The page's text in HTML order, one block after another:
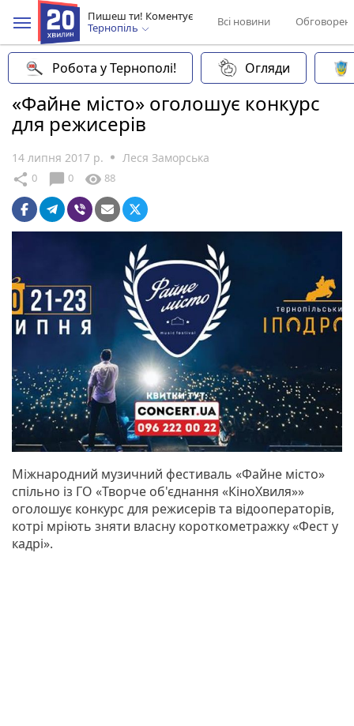
Пишеш ти! Коментує
Тернопіль
Всі новини
Робота у Тернополі! Огляди
«Файне місто» оголошує конкурс
для режисерів
14 липня 2017 р. Леся Заморська
share 0 chat_bubble 0 visibility 88
Міжнародний музичний фестиваль «Файне місто»
спільно із ГО «Творче об'єднання «КіноХвиля»»
оголошує конкурс для режисерів та відооператорів,
котрі мріють зняти власну короткометражку «Фест у
кадрі».